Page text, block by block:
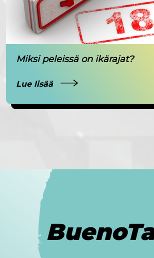
Miksi peleissä on ikärajat?
Lue lisää